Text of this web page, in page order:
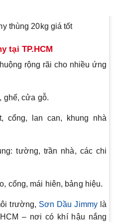
thùng 20kg giá tốt
tại TP.HCM
rộng rãi cho nhiều ứng
ghế, cửa gỗ.
cổng, lan can, khung nhà
tường, trần nhà, các chi
cổng, mái hiên, bảng hiệu.
trường, Sơn Dầu Jimmylà
– nơi có khí hậu nắng